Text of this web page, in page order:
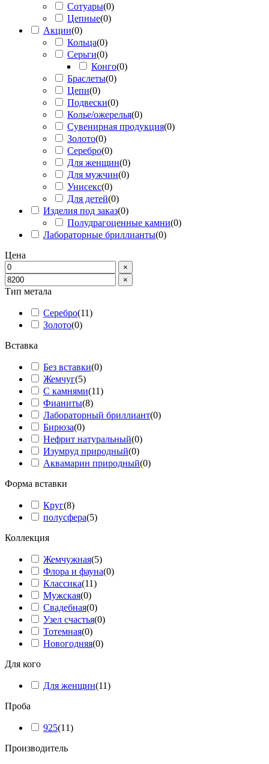
Сотуары(0)
Цепные(0)
Акции(0)
Кольца(0)
Серьги(0)
Конго(0)
Браслеты(0)
Цепи(0)
Подвески(0)
Колье/ожерелья(0)
Сувенирная продукция(0)
Золото(0)
Серебро(0)
Для женщин(0)
Для мужчин(0)
Унисекс(0)
Для детей(0)
Изделия под заказ(0)
Полудрагоценные камни(0)
Лабораторные бриллианты(0)
Цена
×
×
Тип метала
Серебро(11)
Золото(0)
Вставка
Без вставки(0)
Жемчуг(5)
С камнями(11)
Фианиты(8)
Лабораторный бриллиант(0)
Бирюза(0)
Нефрит натуральный(0)
Изумруд природный(0)
Аквамарин природный(0)
Форма вставки
Круг(8)
полусфера(5)
Коллекция
Жемчужная(5)
Флора и фауна(0)
Классика(11)
Мужская(0)
Свадебная(0)
Узел счастья(0)
Тотемная(0)
Новогодняя(0)
Для кого
Для женщин(11)
Проба
925(11)
Производитель